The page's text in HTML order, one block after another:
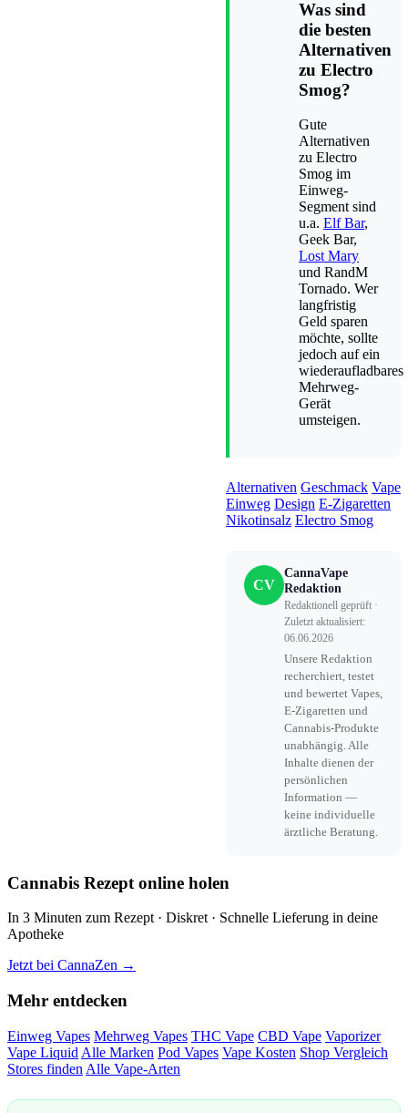
Was sind
die besten
Alternativen
zu Electro
Smog?
Gute
Alternativen
zu Electro
Smog im
Einweg-
Segment sind
u.a. Elf Bar,
Geek Bar,
Lost Mary
und RandM
Tornado. Wer
langfristig
Geld sparen
möchte, sollte
jedoch auf ein
wiederaufladbares
Mehrweg-
Gerät
umsteigen.
Alternativen Geschmack Vape
Einweg Design E-Zigaretten
Nikotinsalz Electro Smog
CV
CannaVape
Redaktion
Redaktionell geprüft ·
Zuletzt aktualisiert:
06.06.2026
Unsere Redaktion
recherchiert, testet
und bewertet Vapes,
E-Zigaretten und
Cannabis-Produkte
unabhängig. Alle
Inhalte dienen der
persönlichen
Information —
keine individuelle
ärztliche Beratung.
Cannabis Rezept online holen
In 3 Minuten zum Rezept · Diskret · Schnelle Lieferung in deine
Apotheke
Jetzt bei CannaZen →
Mehr entdecken
Einweg Vapes Mehrweg Vapes THC Vape CBD Vape Vaporizer
Vape Liquid Alle Marken Pod Vapes Vape Kosten Shop Vergleich
Stores finden Alle Vape-Arten